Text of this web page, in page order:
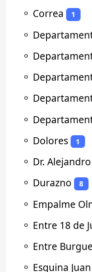
⚬ Correa 1
⚬
⚬
⚬
⚬
⚬
⚬ Dolores 1
⚬ Dr.
⚬ Durazno 8
⚬ Empalme
⚬ Entre 18 de
⚬ Entre
⚬ Esquina